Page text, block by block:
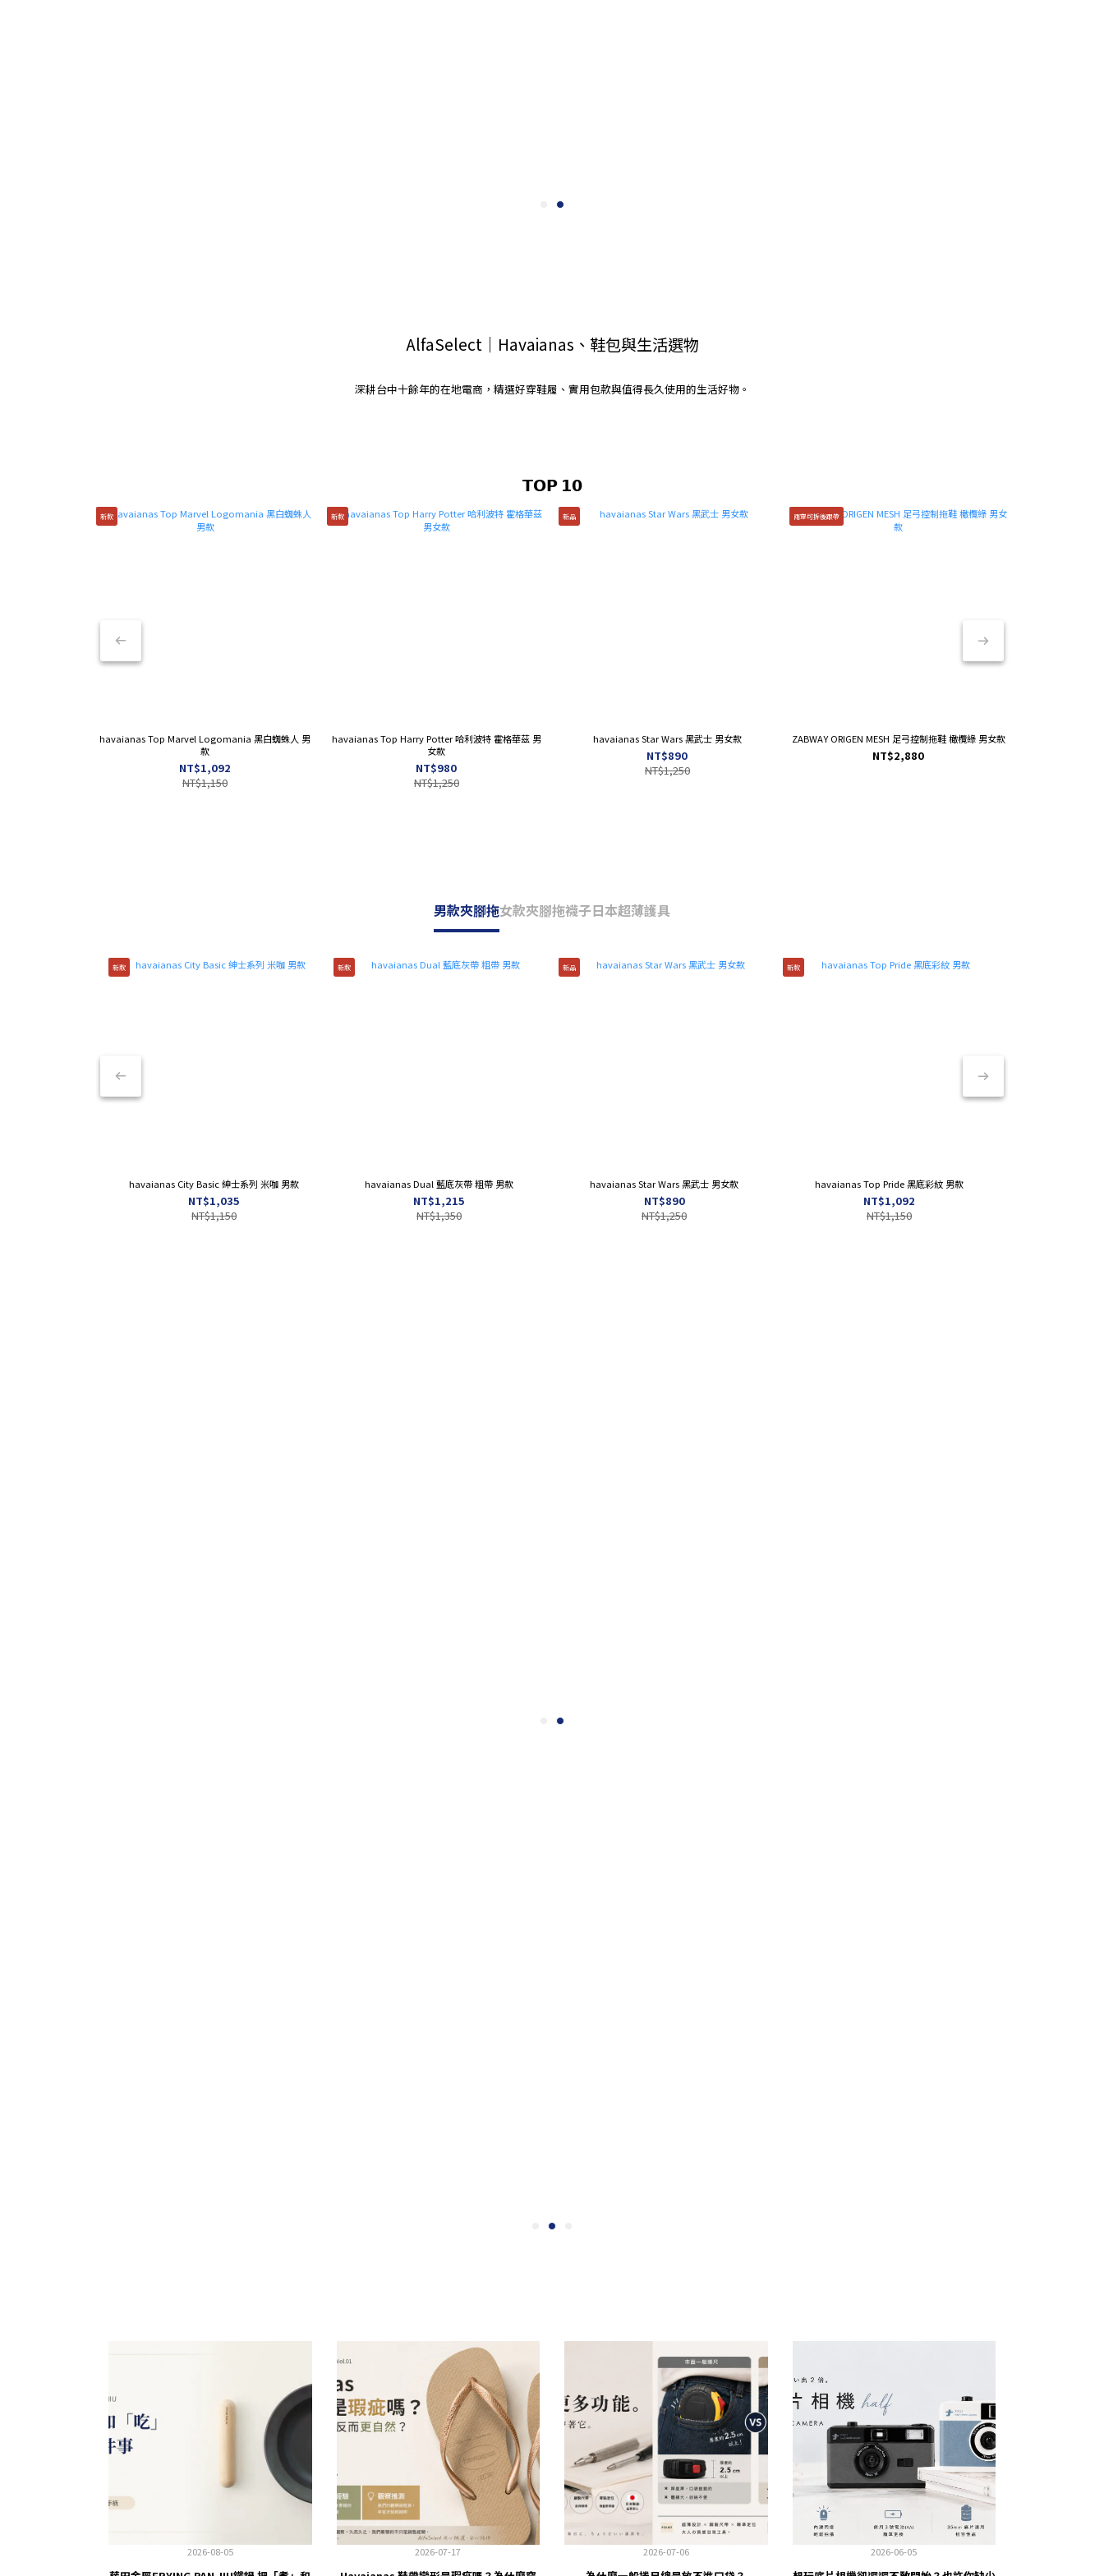
AlfaSelect｜Havaianas、鞋包與生活選物
深耕台中十餘年的在地電商，精選好穿鞋履、實用包款與值得長久使用的生活好物。
𝗧𝗢𝗣 𝟭𝟬
新款
havaianas Top Marvel Logomania 黑白蜘蛛人 男
款
NT$1,092
NT$1,150
新款
havaianas Top Harry Potter 哈利波特 霍格華茲 男
女款
NT$980
NT$1,250
新品
havaianas Star Wars 黑武士 男女款
NT$890
NT$1,250
兩穿可拆後跟帶
ZABWAY ORIGEN MESH 足弓控制拖鞋 橄欖綠 男女款
NT$2,880
男款夾腳拖女款夾腳拖襪子日本超薄護具
新款
havaianas City Basic 紳士系列 米咖 男款
NT$1,035
NT$1,150
新款
havaianas Dual 藍底灰帶 粗帶 男款
NT$1,215
NT$1,350
新品
havaianas Star Wars 黑武士 男女款
NT$890
NT$1,250
新款
havaianas Top Pride 黑底彩紋 男款
NT$1,092
NT$1,150
2026-08-05 2026-07-17 2026-07-06 2026-06-05